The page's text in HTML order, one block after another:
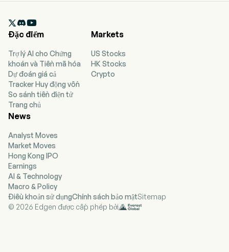
phận Ô tô và Bộ phận Dịch vụ Tài chính. Bộ phận Ô
tô bao gồm các lĩnh vực kinh doanh Xe du lịch, Xe
trung vào phát triển xe ô tô, động cơ và phần
mềm điều khiển xe, sản xuất và bán các loại xe du
lịch, xe tải nhẹ, xe tải, xe buýt, xe máy, cũng như
các hoạt động liên quan đến phụ tùng chính hãng,
động cơ diesel cỡ lớn, máy móc tăng áp và các
linh kiện hệ thống truyền động. Bộ phận Dịch vụ Tài
chính tập trung vào các hoạt động cho vay
hàng trực tiếp và bảo hiểm, quản lý đội xe và dịch
vụ di chuyển. Danh mục thương hiệu của công ty
bao gồm Volkswagen, Audi, SEAT, SKODA,
Bentley, Lamborghini, Porsche, Ducati,
Volkswagen Commercial Vehicles, Scania và
MAN.

Đặc điểm
Trợ lý AI cho Chứng
khoán và Tiền mã hóa
Dự đoán giá cả
Tracker Huy động vốn
So sánh tiền điện tử
Trang chủ
Markets
US Stocks
HK Stocks
Crypto
News
Analyst Moves
Market Moves
Hong Kong IPO
Earnings
AI & Technology
Macro & Policy
Điều khoản sử dụngChính sách bảo mậtSitemap
© 2026 Edgen được cấp phép bởi